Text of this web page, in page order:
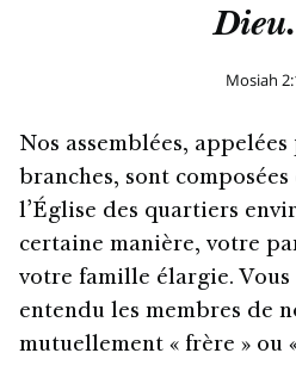
Mosiah
Nos assemblées, appelées
branches, sont
l’Église des quartiers
certaine manière, votre
votre famille élargie. Vous
entendu les membres de
mutuellement « frère » ou